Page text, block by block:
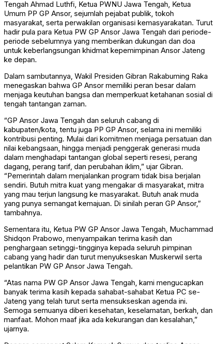
Tengah Ahmad Luthfi, Ketua PWNU Jawa Tengah, Ketua
Umum PP GP Ansor, sejumlah pejabat publik, tokoh
masyarakat, serta perwakilan organisasi kemasyarakatan. Turut
hadir pula para Ketua PW GP Ansor Jawa Tengah dari periode-
periode sebelumnya yang memberikan dukungan dan doa
untuk keberlangsungan khidmat kepemimpinan Ansor Jateng
ke depan.
Dalam sambutannya, Wakil Presiden Gibran Rakabuming Raka
menegaskan bahwa GP Ansor memiliki peran besar dalam
menjaga keutuhan bangsa dan memperkuat ketahanan sosial di
tengah tantangan zaman.
“GP Ansor Jawa Tengah dan seluruh cabang di
kabupaten/kota, tentu juga PP GP Ansor, selama ini memiliki
kontribusi penting. Mulai dari komitmen menjaga persatuan dan
nilai kebangsaan, hingga menjadi penggerak generasi muda
dalam menghadapi tantangan global seperti resesi, perang
dagang, perang tarif, dan perubahan iklim,” ujar Gibran.
“Pemerintah dalam menjalankan program tidak bisa berjalan
sendiri. Butuh mitra kuat yang mengakar di masyarakat, mitra
yang mau terjun langsung ke masyarakat. Butuh anak muda
yang punya semangat kemajuan. Di sinilah peran GP Ansor,”
tambahnya.
Sementara itu, Ketua PW GP Ansor Jawa Tengah, Muchammad
Shidqon Prabowo, menyampaikan terima kasih dan
penghargaan setinggi-tingginya kepada seluruh pimpinan
cabang yang hadir dan turut menyukseskan Muskerwil serta
pelantikan PW GP Ansor Jawa Tengah.
“Atas nama PW GP Ansor Jawa Tengah, kami mengucapkan
banyak terima kasih kepada sahabat-sahabat Ketua PC se-
Jateng yang telah turut serta mensukseskan agenda ini.
Semoga semuanya diberi kesehatan, keselamatan, berkah, dan
manfaat. Mohon maaf jika ada kekurangan dan kesalahan,”
ujarnya.